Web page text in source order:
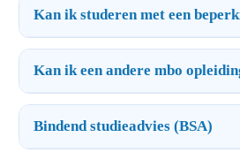
Kan ik studeren met een
Kan ik een andere mbo
Bindend studieadvies (BSA)